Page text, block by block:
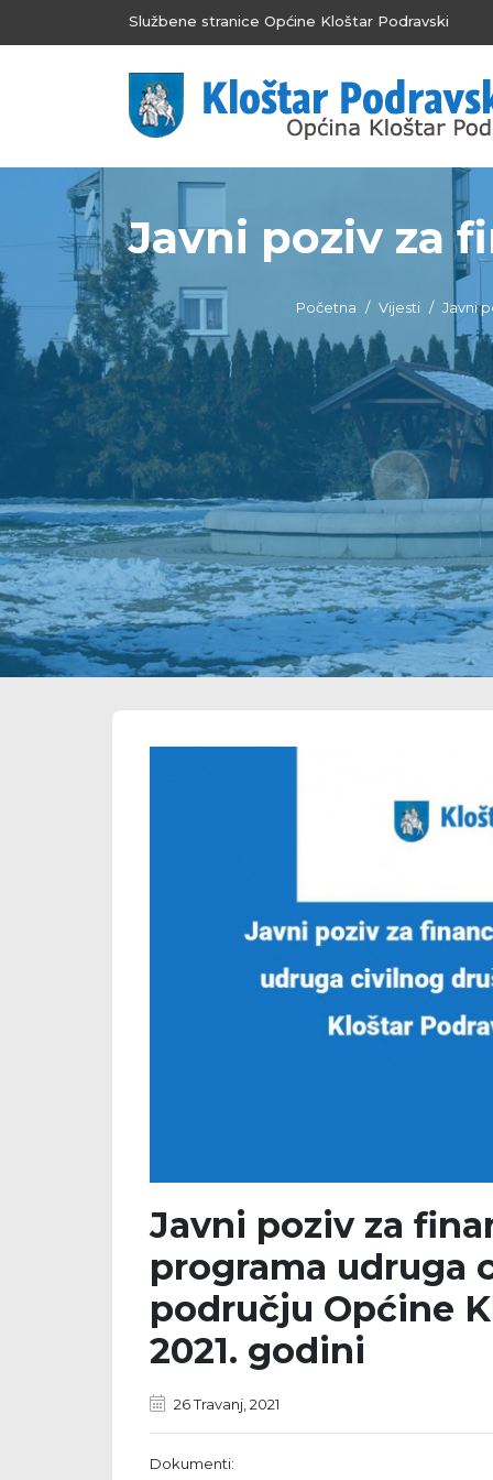
Službene stranice Općine Kloštar Podravski
Javni poziv za
Početna Vijesti Javni
Javni poziv za
programa udruga
području Općine
2021. godini
26 Travanj, 2021
Dokumenti: